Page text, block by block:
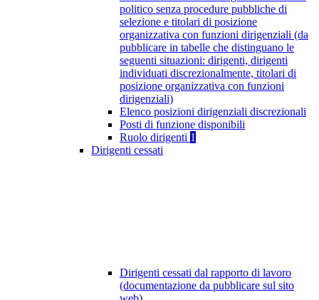
politico senza procedure pubbliche di
selezione e titolari di posizione
organizzativa con funzioni dirigenziali (da
pubblicare in tabelle che distinguano le
seguenti situazioni: dirigenti, dirigenti
individuati discrezionalmente, titolari di
posizione organizzativa con funzioni
dirigenziali)
Elenco posizioni dirigenziali discrezionali
Posti di funzione disponibili
Ruolo dirigenti 1
Dirigenti cessati
Dirigenti cessati dal rapporto di lavoro
(documentazione da pubblicare sul sito